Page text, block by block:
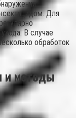
Для
В случае
обработок
и методы